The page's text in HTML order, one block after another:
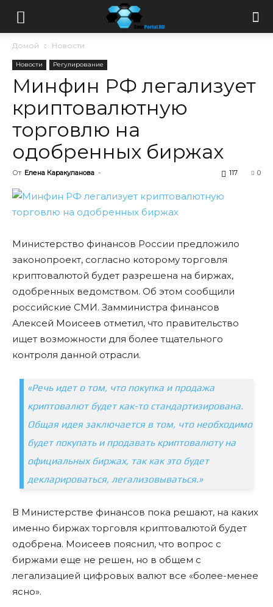
Домой Новости
Новости Регулирование
Минфин РФ легализует
криптовалютную
торговлю на
одобренных биржах
От Елена Каракуланова - 0
117
Министерство финансов России предложило
законопроект, согласно которому торговля
криптовалютой будет разрешена на биржах,
одобренных ведомством. Об этом сообщили
российские СМИ. Замминистра финансов
Алексей Моисеев отметил, что правительство
ищет возможности для более тщательного
контроля данной отрасли.
«Речь идет о том, что покупка и продажа
криптовалют будет как-то стандартизирована.
Общая идея заключается в том, что необходимо
будет покупать и продавать криптовалюту на
официальных биржах, так как это будет
декларироваться, легализовываться.»
В Министерстве финансов пока решают, на каких
именно биржах торговля криптовалютой будет
одобрена. Моисеев пояснил, что вопрос с
биржами еще не решен, но в общем с
легализацией цифровых валют все «более-менее
ясно».